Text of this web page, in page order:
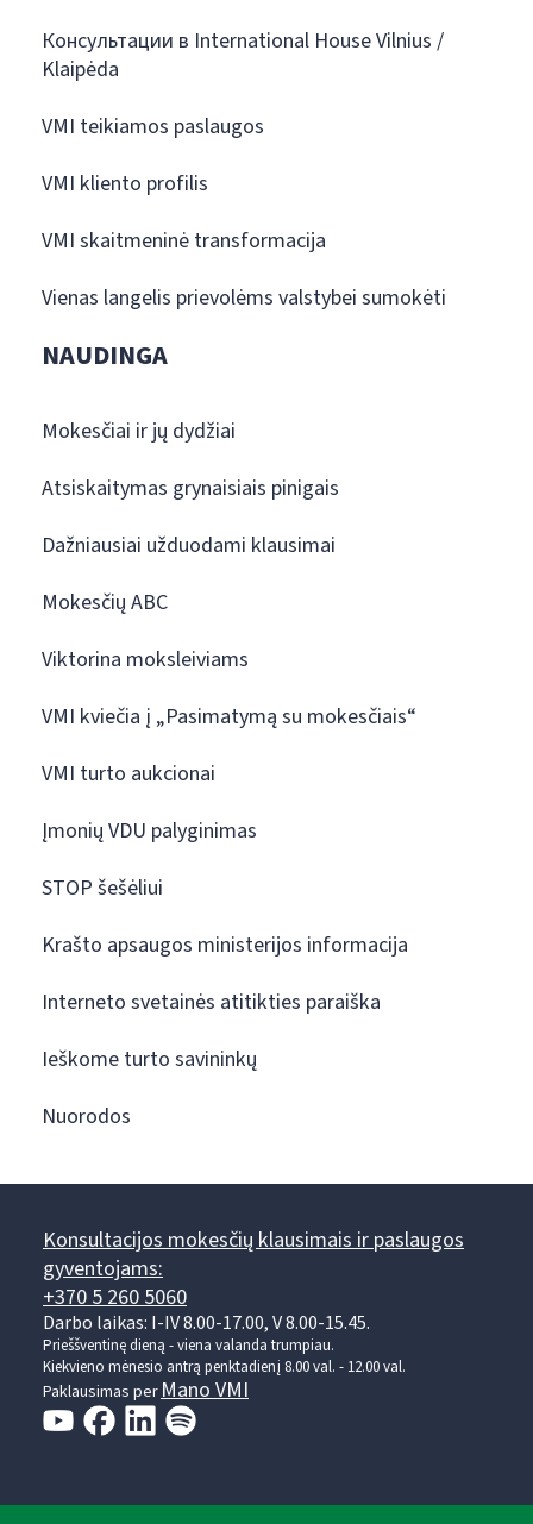
Консультации в International House Vilnius /
Klaipėda
VMI teikiamos paslaugos
VMI kliento profilis
VMI skaitmeninė transformacija
Vienas langelis prievolėms valstybei sumokėti
NAUDINGA
Mokesčiai ir jų dydžiai
Atsiskaitymas grynaisiais pinigais
Dažniausiai užduodami klausimai
Mokesčių ABC
Viktorina moksleiviams
VMI kviečia į „Pasimatymą su mokesčiais“
VMI turto aukcionai
Įmonių VDU palyginimas
STOP šešėliui
Krašto apsaugos ministerijos informacija
Interneto svetainės atitikties paraiška
Ieškome turto savininkų
Nuorodos
Konsultacijos mokesčių klausimais ir paslaugos
gyventojams:
+370 5 260 5060
Darbo laikas: I-IV 8.00-17.00, V 8.00-15.45.
Prieššventinę dieną - viena valanda trumpiau.
Kiekvieno mėnesio antrą penktadienį 8.00 val. - 12.00 val.
Paklausimas perMano VMI